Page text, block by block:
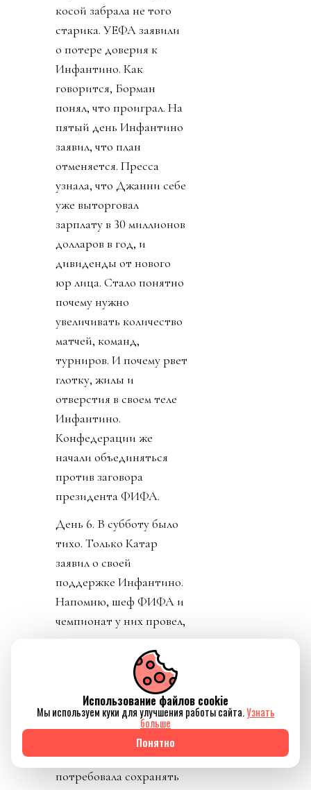
косой забрала не того
старика. УЕФА заявили
о потере доверия к
Инфантино. Как
говорится, Борман
понял, что проиграл. На
пятый день Инфантино
заявил, что план
отменяется. Пресса
узнала, что Джанни себе
уже выторговал
зарплату в 30 миллионов
долларов в год, и
дивиденды от нового
юр лица. Стало понятно
почему нужно
увеличивать количество
матчей, команд,
турниров. И почему рвет
глотку, жилы и
отверстия в своем теле
Инфантино.
Конфедерации же
начали объединяться
против заговора
президента ФИФА.
День 6. В субботу было
тихо. Только Катар
заявил о своей
поддержке Инфантино.
Напомню, шеф ФИФА и
чемпионат у них провел,
всему свету, и лично
регулярно летал делать
«ку» правителям Катара.
УЕФА пригрозило
разбирательством и
потребовала сохранять
Использование файлов cookie
Мы используем куки для улучшения работы сайта.Узнать
больше
Понятно